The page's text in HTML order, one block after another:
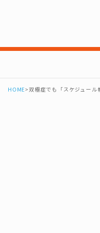
HOME>双極症でも「スケジュー